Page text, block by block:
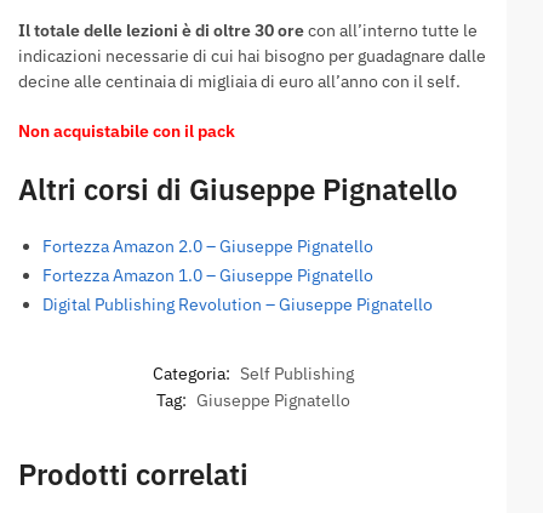
Il totale delle lezioni è di oltre 30 orecon all’interno tutte le
indicazioni necessarie di cui hai bisogno per guadagnare dalle
decine alle centinaia di migliaia di euro all’anno con il self.
Non acquistabile con il pack
Altri corsi di Giuseppe Pignatello
Fortezza Amazon 2.0 – Giuseppe Pignatello
Fortezza Amazon 1.0 – Giuseppe Pignatello
Digital Publishing Revolution – Giuseppe Pignatello
Categoria: Self Publishing
Tag: Giuseppe Pignatello
Prodotti correlati